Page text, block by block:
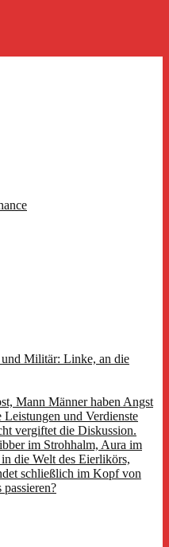
Militär: Linke, an die
Mann Männer haben Angst
und Verdienste
vergiftet die Diskussion.
im Strohhalm, Aura im
die Welt des Eierlikörs,
schließlich im Kopf von